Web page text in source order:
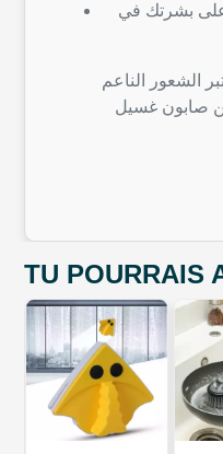
بشرتك في
الشعور الناعم
صابون غسيل
TU POURRAIS